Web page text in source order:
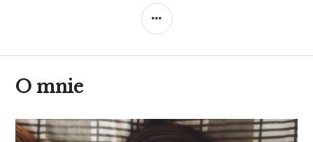
SIDEBAR
O mnie